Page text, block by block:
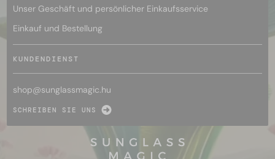
Unser Geschäft und persönlicher Einkaufsservice
Einkauf und Bestellung
KUNDENDIENST
shop@sunglassmagic.hu
SCHREIBEN SIE UNS